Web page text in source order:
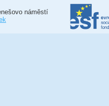
náměstí